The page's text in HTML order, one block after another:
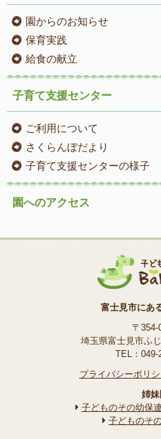
園からのお知らせ
保育実践
給食の献立
子育て支援センター
ご利用について
さくらんぼだより
子育て支援センターの様子
園へのアクセス
富士見市にあ
〒354-
埼玉県富士見市ふ
TEL：049-
プライバシーポリ
姉妹
子どものその幼保
子どものそ